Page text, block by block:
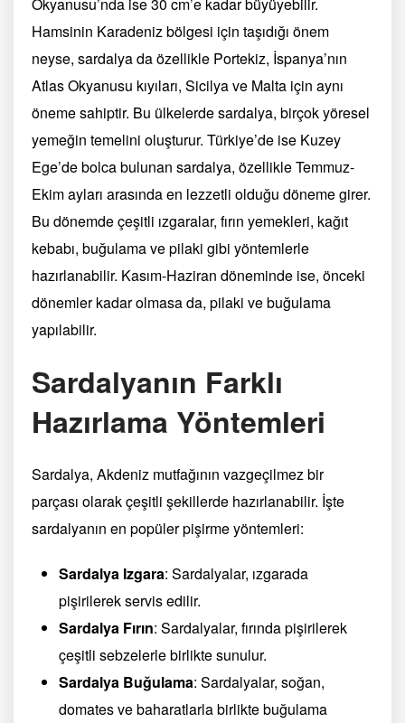
Hamsinin Karadeniz bölgesi için taşıdığı önem
neyse, sardalya da özellikle Portekiz, İspanya’nın
Atlas Okyanusu kıyıları, Sicilya ve Malta için aynı
öneme sahiptir. Bu ülkelerde sardalya, birçok yöresel
yemeğin temelini oluşturur. Türkiye’de ise Kuzey
Ege’de bolca bulunan sardalya, özellikle Temmuz-
Ekim ayları arasında en lezzetli olduğu döneme girer.
Bu dönemde çeşitli ızgaralar, fırın yemekleri, kağıt
kebabı, buğulama ve pilaki gibi yöntemlerle
hazırlanabilir. Kasım-Haziran döneminde ise, önceki
dönemler kadar olmasa da, pilaki ve buğulama
yapılabilir.
Sardalyanın Farklı
Hazırlama Yöntemleri
Sardalya, Akdeniz mutfağının vazgeçilmez bir
parçası olarak çeşitli şekillerde hazırlanabilir. İşte
sardalyanın en popüler pişirme yöntemleri:
Sardalya Izgara: Sardalyalar, ızgarada
pişirilerek servis edilir.
Sardalya Fırın: Sardalyalar, fırında pişirilerek
çeşitli sebzelerle birlikte sunulur.
Sardalya Buğulama: Sardalyalar, soğan,
domates ve baharatlarla birlikte buğulama